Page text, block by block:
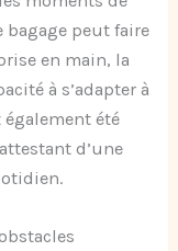
peut faire
en main, la
à s’adapter à
été
d’une